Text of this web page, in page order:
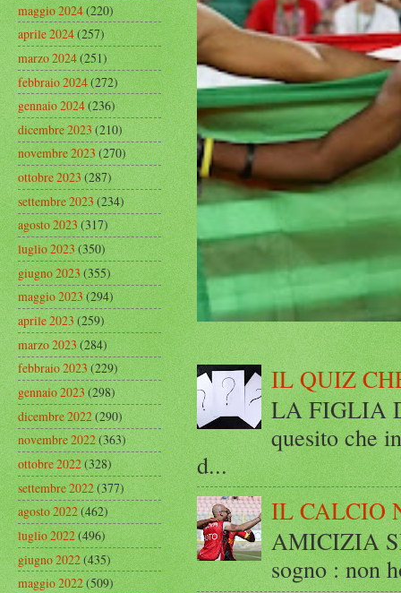
IL QUIZ
LA FIGLIA
quesito che
d...
IL CALCIO
AMICIZIA
sogno : non
maggio 2024(220)
aprile 2024(257)
marzo 2024(251)
febbraio 2024(272)
gennaio 2024(236)
dicembre 2023(210)
novembre 2023(270)
ottobre 2023(287)
settembre 2023(234)
agosto 2023(317)
luglio 2023(350)
giugno 2023(355)
maggio 2023(294)
aprile 2023(259)
marzo 2023(284)
febbraio 2023(229)
gennaio 2023(298)
dicembre 2022(290)
novembre 2022(363)
ottobre 2022(328)
settembre 2022(377)
agosto 2022(462)
luglio 2022(496)
giugno 2022(435)
maggio 2022(509)